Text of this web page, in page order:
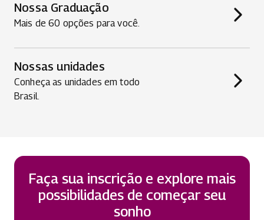
Nossa Graduação
Mais de 60 opções para você.
Nossas unidades
Conheça as unidades em todo
Brasil.
Faça sua inscrição e explore mais
possibilidades de começar seu
sonho